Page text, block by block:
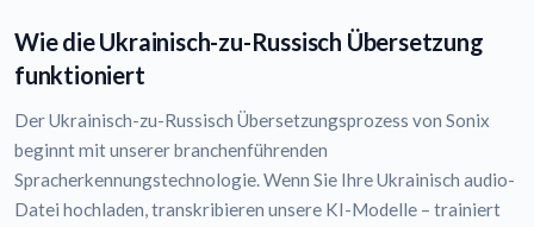
Wie die Ukrainisch-zu-Russisch Übersetzung
funktioniert
Der Ukrainisch-zu-Russisch Übersetzungsprozess von Sonix
beginnt mit unserer branchenführenden
Spracherkennungstechnologie. Wenn Sie Ihre Ukrainisch audio-
Datei hochladen, transkribieren unsere KI-Modelle – trainiert